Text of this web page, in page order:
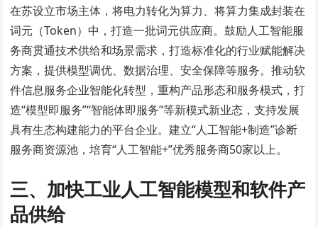
在苏设立市场主体，将电力转化为算力、将算力集成封装在
词元（Token）中，打造一批词元供应商。鼓励人工智能服
务商贯通技术供给和场景需求，打造标准化的行业赋能解决
方案，提供模型调优、数据治理、安全保障等服务。推动软
件信息服务企业智能化转型，重构产品形态和服务模式，打
造“模型即服务”“智能体即服务”等新模式新业态，支持发展
具有生态构建能力的平台企业。建立“人工智能+制造”诊断
服务商资源池，培育“人工智能+”优秀服务商50家以上。
三、加快工业人工智能模型和软件产
品供给